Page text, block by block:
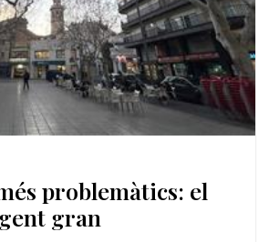
problemàtics: el
gran